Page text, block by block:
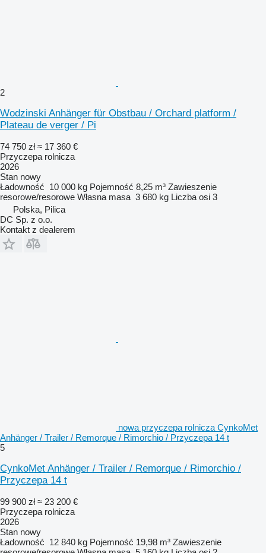
2
Wodzinski Anhänger für Obstbau / Orchard platform /
Plateau de verger / Pi
74 750 zł ≈ 17 360 €
Przyczepa rolnicza
2026
Stan nowy
Ładowność 10 000 kg Pojemność 8,25 m³ Zawieszenie
resorowe/resorowe Własna masa 3 680 kg Liczba osi 3
Polska, Pilica
DC Sp. z o.o.
Kontakt z dealerem
nowa przyczepa rolnicza CynkoMet
Anhänger / Trailer / Remorque / Rimorchio / Przyczepa 14 t
5
CynkoMet Anhänger / Trailer / Remorque / Rimorchio /
Przyczepa 14 t
99 900 zł ≈ 23 200 €
Przyczepa rolnicza
2026
Stan nowy
Ładowność 12 840 kg Pojemność 19,98 m³ Zawieszenie